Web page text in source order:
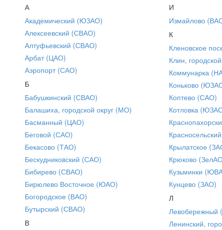
А
Академический (ЮЗАО)
Алексеевский (СВАО)
Алтуфьевский (СВАО)
Арбат (ЦАО)
Аэропорт (САО)
Б
Бабушкинский (СВАО)
Балашиха, городской округ (МО)
Басманный (ЦАО)
Беговой (САО)
Бекасово (ТАО)
Бескудниковский (САО)
Бибирево (СВАО)
Бирюлево Восточное (ЮАО)
Богородское (ВАО)
Бутырский (СВАО)
В
И
Измайлово
К
Кленовское
Клин,
Коммунарка
Коньково
Коптево (САО)
Котловка
Крылатское
Крюково
Кузьминки
Кунцево (ЗАО)
Л
Ленинский,